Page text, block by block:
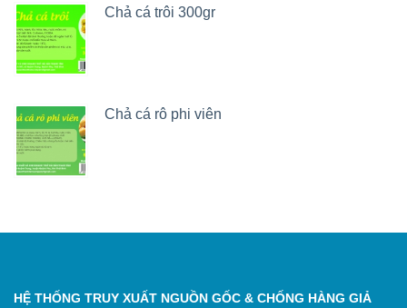
Chả cá trôi 300gr
Chả cá rô phi viên
HỆ THỐNG TRUY XUẤT NGUỒN GỐC & CHỐNG HÀNG GIẢ